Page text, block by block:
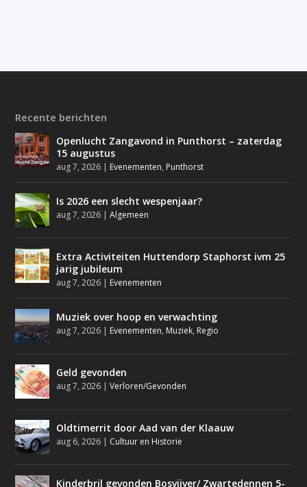
Recente berichten
Openlucht Zangavond in Punthorst – zaterdag
15 augustus
aug 7, 2026 | Evenementen, Punthorst
Is 2026 een slecht wespenjaar?
aug 7, 2026 |Algemeen
Extra Activiteiten Huttendorp Staphorst ivm 25
jarig jubileum
aug 7, 2026 | Evenementen
Muziek over hoop en verwachting
aug 7, 2026 | Evenementen, Muziek, Regio
Geld gevonden
aug 7, 2026 |Verloren/Gevonden
Oldtimerrit door Aad van der Klaauw
aug 6, 2026 | Cultuur en Historie
Kinderbril gevonden Bosvijver/ Zwartedennen 5-